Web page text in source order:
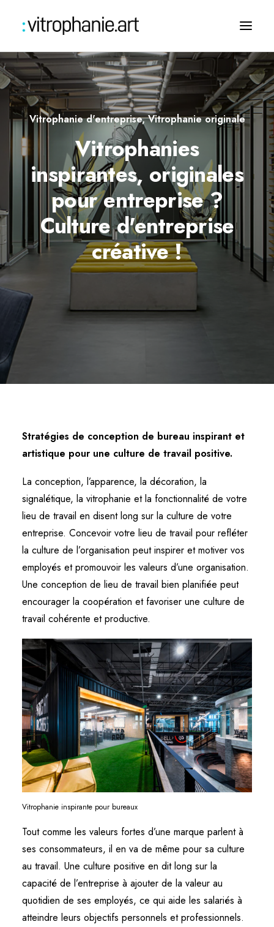
Challengez-nous
Vitrophanie d'entreprise,Vitrophanie originale
Vitrophanies
inspirantes, originales
pour entreprise ?
Culture d'entreprise
créative !
Stratégies de conception de bureau inspirant et
artistique pour une culture de travail positive.
La conception, l’apparence, la décoration, la
signalétique, la vitrophanie et la fonctionnalité de votre
lieu de travail en disent long sur la culture de votre
entreprise. Concevoir votre lieu de travail pour refléter
la culture de l’organisation peut inspirer et motiver vos
employés et promouvoir les valeurs d’une organisation.
Une conception de lieu de travail bien planifiée peut
encourager la coopération et favoriser une culture de
travail cohérente et productive.
Vitrophanie inspirante pour bureaux
Tout comme les valeurs fortes d’une marque parlent à
ses consommateurs, il en va de même pour sa culture
au travail. Une culture positive en dit long sur la
capacité de l’entreprise à ajouter de la valeur au
quotidien de ses employés, ce qui aide les salariés à
atteindre leurs objectifs personnels et professionnels.